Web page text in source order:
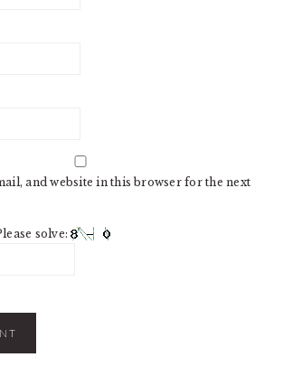
and website in this browser for the next
solve: